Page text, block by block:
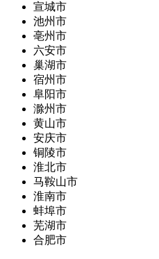
宣城市
池州市
亳州市
六安市
巢湖市
宿州市
阜阳市
滁州市
黄山市
安庆市
铜陵市
淮北市
马鞍山市
淮南市
蚌埠市
芜湖市
合肥市